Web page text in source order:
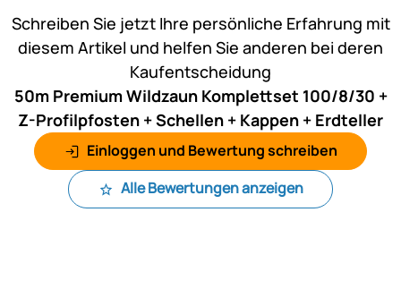
Schreiben Sie jetzt Ihre persönliche Erfahrung mit
diesem Artikel und helfen Sie anderen bei deren
Kaufentscheidung
50m Premium Wildzaun Komplettset 100/8/30 +
Z-Profilpfosten + Schellen + Kappen + Erdteller
Einloggen und Bewertung schreiben
Alle Bewertungen anzeigen